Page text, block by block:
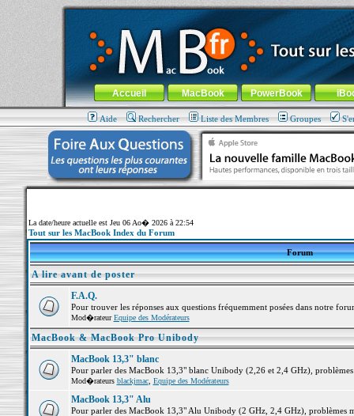
MacBook-fr.com : 100% Apple... 100% nomade !
Aller au contenu-Aller au menu général-Aller au menu de
Menu général
Accueil MacBook PowerBook
Aide Rechercher Liste des Membres Groupes
La date/heure actuelle est Jeu 06 Ao� 2026 à 22:54
Tout sur les MacBook Index du Forum
Forum
A lire avant de poster
F.A.Q.
Pour trouver les réponses aux questions fréquemment posées dans notre
Mod�rateurEquipe des Modérateurs
MacBook & MacBook Pro Unibody
MacBook 13,3" blanc
Pour parler des MacBook 13,3" blanc Unibody (2,26 et 2,4 GHz),
Mod�rateurs blackjmac, Equipe des Modérateurs
MacBook 13,3" Alu
Pour parler des MacBook 13,3" Alu Unibody (2 GHz, 2,4 GHz), problèmes